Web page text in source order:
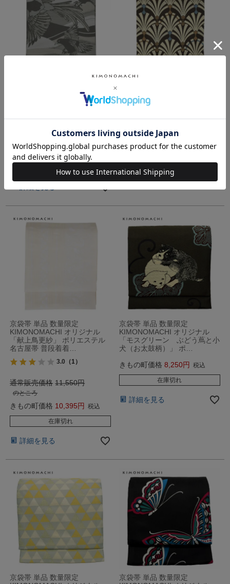
KIMONOMACHI オリジナル
ル 名古屋帯 普段着…
3.0（1）
きもの町価格 11,550 税込
KIMONOMACHI オリジナル
古屋帯 普段着着物…
きもの町価格 10,450
在庫切れ
詳細を見る
京袋帯 単品 数量限定
KIMONOMACHI オリジナル
「献上鳥更紗」 ポリエステル
名古屋帯 普段着着…
3.0 （1）
通常販売価格 11,550
のところ
きもの町価格 10,395 税込
在庫切れ
詳細を見る
京袋帯 単品 数量限定
KIMONOMACHI オリジナル
「モスグリーン ぶどう蔦と小
犬（お太鼓柄）」 ポ…
きもの町価格 8,250 税込
在庫切れ
詳細を見る
京袋帯 単品 数量限定
京袋帯 単品 数量限定